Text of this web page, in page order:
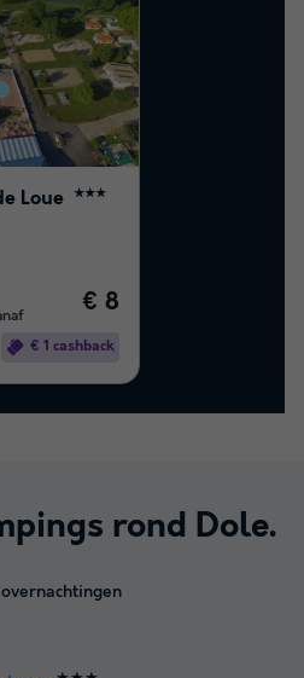
Loue ★★★
€ 8
€ 1 cashback
rond Dole.